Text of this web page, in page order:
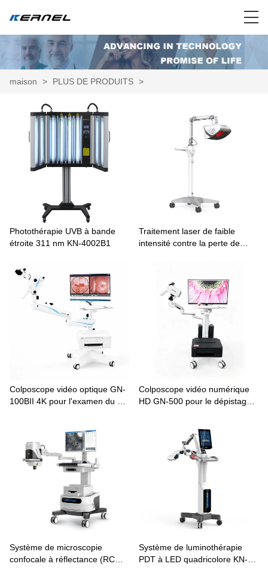
maison > PLUS DE PRODUITS >
Photothérapie UVB à bande
étroite 311 nm KN-4002B1
Traitement laser de faible
intensité contre la perte de
Colposcope vidéo optique GN-
100BII 4K pour l'examen du col
Colposcope vidéo numérique
HD GN-500 pour le dépistage
Système de microscopie
confocale à réflectance (RCM)
Système de luminothérapie
PDT à LED quadricolore KN-